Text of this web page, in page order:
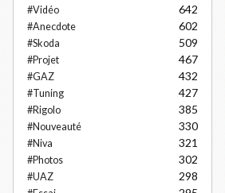
#Vidéo 642
#Anecdote 602
#Skoda 509
#Projet 467
#GAZ 432
#Tuning 427
#Rigolo 385
#Nouveauté 330
#Niva 321
#Photos 302
#UAZ 298